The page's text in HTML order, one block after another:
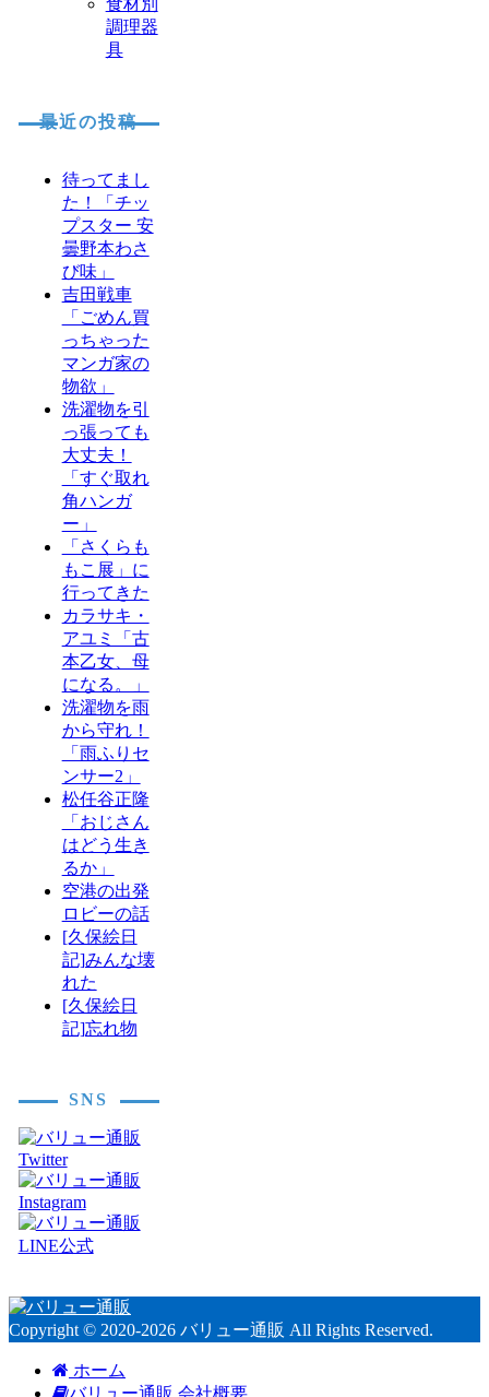
食材別
調理器
具
最近の投稿
待ってまし
た！「チッ
プスター 安
曇野本わさ
び味」
吉田戦車
「ごめん買
っちゃった
マンガ家の
物欲」
洗濯物を引
っ張っても
大丈夫！
「すぐ取れ
角ハンガ
ー」
「さくらも
もこ展」に
行ってきた
カラサキ・
アユミ「古
本乙女、母
になる。」
洗濯物を雨
から守れ！
「雨ふりセ
ンサー2」
松任谷正隆
「おじさん
はどう生き
るか」
空港の出発
ロビーの話
[久保絵日
記]みんな壊
れた
[久保絵日
記]忘れ物
SNS
Copyright © 2020-2026 バリュー通販 All Rights Reserved.
ホーム
バリュー通販 会社概要